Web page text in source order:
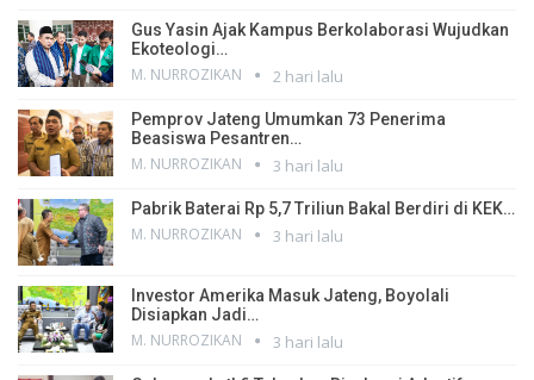
Gus Yasin Ajak Kampus Berkolaborasi Wujudkan
Ekoteologi…
M. NURROZIKAN 2 hari lalu
Pemprov Jateng Umumkan 73 Penerima
Beasiswa Pesantren…
M. NURROZIKAN 3 hari lalu
Pabrik Baterai Rp 5,7 Triliun Bakal Berdiri di KEK…
M. NURROZIKAN 3 hari lalu
Investor Amerika Masuk Jateng, Boyolali
Disiapkan Jadi…
M. NURROZIKAN 3 hari lalu